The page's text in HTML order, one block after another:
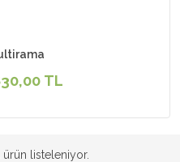
TL
ürün listeleniyor.